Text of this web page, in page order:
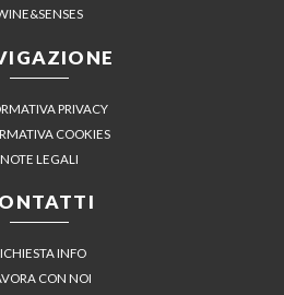
PRIVACY
COOKIES
NOTE LEGALI
INFO
CON NOI